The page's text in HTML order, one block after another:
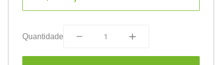
Quantidade